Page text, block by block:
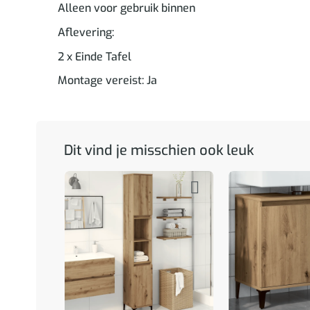
Alleen voor gebruik binnen
Aflevering:
2 x Einde Tafel
Montage vereist: Ja
Dit vind je misschien ook leuk